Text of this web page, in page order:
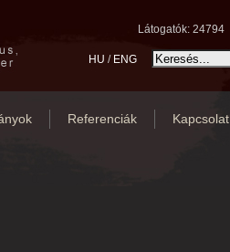
Látogatók: 24794
HU / ENG
Referenciák Kapcsolat